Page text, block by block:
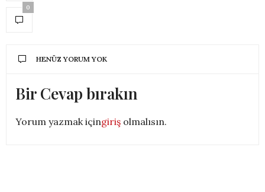
0
HENÜZ YORUM YOK
Bir Cevap bırakın
Yorum yazmak içingiriş olmalısın.